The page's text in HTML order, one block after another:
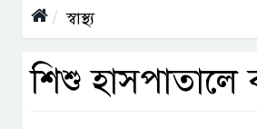
স্বাস্থ্য
শিশু হাসপাতালে